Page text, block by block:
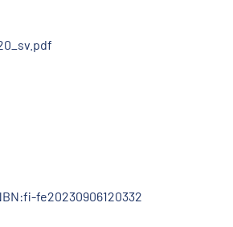
fe20230906120332